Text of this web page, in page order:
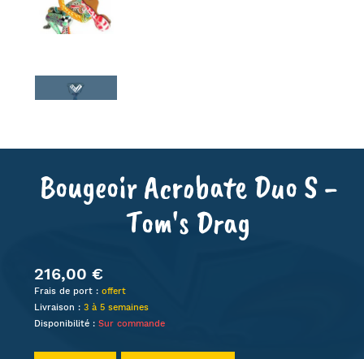
Bougeoir Acrobate Duo S -
Tom's Drag
216,00 €
Frais de port : offert
Livraison : 3 à 5 semaines
Disponibilité : Sur commande